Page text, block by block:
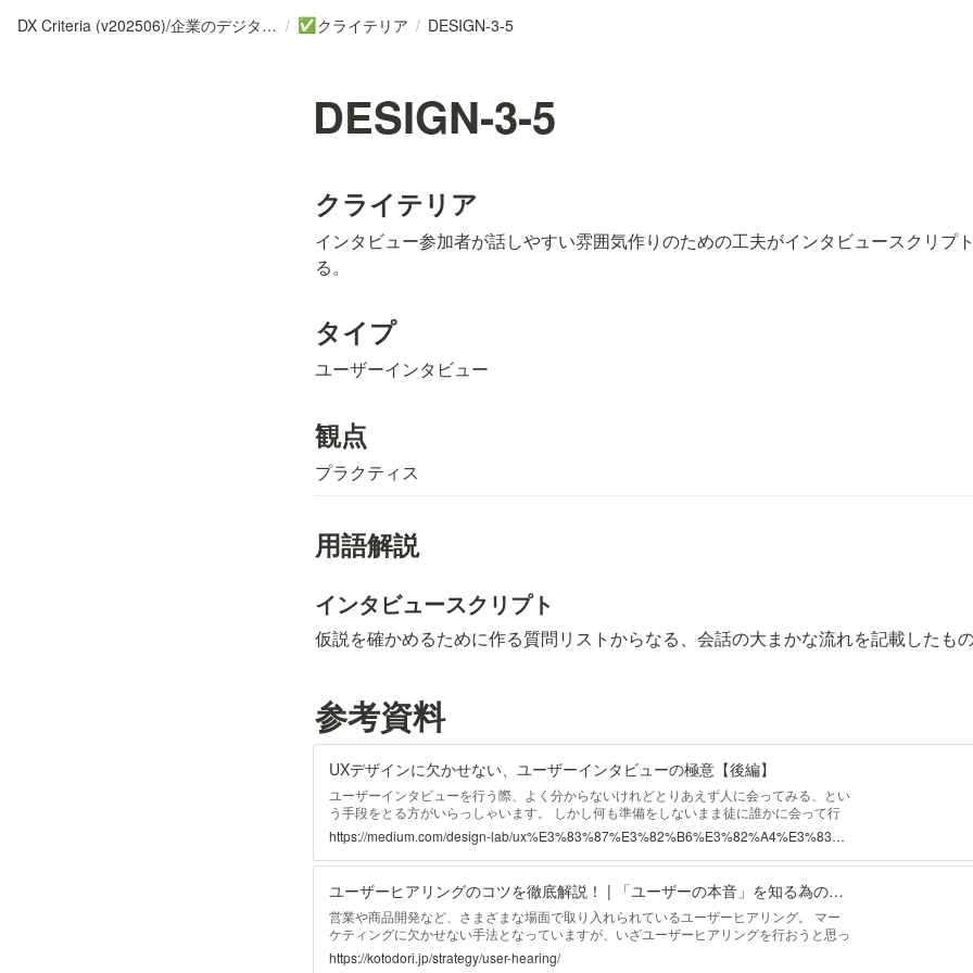
DX Criteria (v202506)/企業のデジタル化とソフトウェア活用のためのガイドライン / ✅ クライテリア / DESIGN-3-5
DESIGN-3-5
クライテリア
インタビュー参加者が話しやすい雰囲気作りのための工夫がインタビュースクリプ
る。
タイプ
ユーザーインタビュー
観点
プラクティス
用語解説
インタビュースクリプト
仮説を確かめるために作る質問リストからなる、会話の大まかな流れを記載したも
参考資料
UXデザインに欠かせない、ユーザーインタビューの極意【後編】
ユーザーインタビューを行う際、よく分からないけれどとりあえず人に会ってみる、とい
う手段をとる方がいらっしゃいます。 しかし何も準備をしないまま徒に誰かに会って行
うユーザーインタビューは、効果的とは言えません。 （まず行動に移してみることは素
晴らしいことだと思います。） ...
https://medium.com/design-lab/ux%E3%83%87%E3%82%B6%E3%82%A4%E3%83%B3%E3%81%AB%E6%AC%A0%E3%81%8B%E3%81%9B%E3%81%AA%E3%81%84-%E3%83%A6%E3%83%BC%E3%82%B6%E3%83%BC%E3%82%A4%E3%83%B3%E3%82%BF%E3%83%93%E3%83%A5%E3%83%BC%E3%81%AE%E6%A5%B5%E6%84%8F-%E5%BE%8C%E7%B7%A8-e7c8efed11b6
ユーザーヒアリングのコツを徹底解説！ | 「ユーザーの本音」を知る為の流れについて詳しく解説
営業や商品開発など、さまざまな場面で取り入れられているユーザーヒアリング。 マー
ケティングに欠かせない手法となっていますが、いざユーザーヒアリングを行おうと思っ
ても、何から始めればよいのかわからないという方もいますよね。 そこで、今回はユー
https://kotodori.jp/strategy/user-hearing/